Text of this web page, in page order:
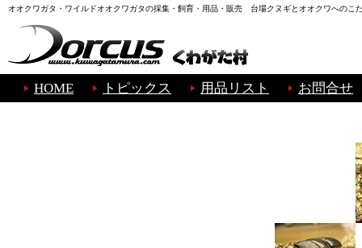
オオクワガタ・ワイルドオオクワガタの採集・飼育・用品・販売 台場クヌギとオオクワへのこ
HOME トピックス 用品リスト お問合せ